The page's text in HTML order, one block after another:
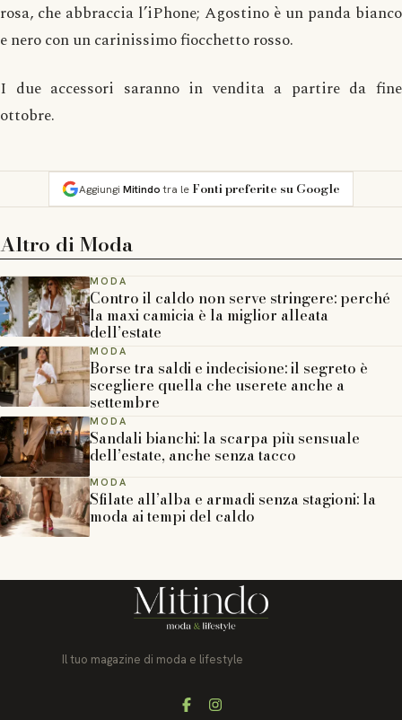
rosa, che abbraccia l’iPhone; Agostino è un panda bianco
e nero con un carinissimo fiocchetto rosso.
I due accessori saranno in vendita a partire da fine
ottobre.
Aggiungi Mitindotra le Fonti preferite su Google
Altro di Moda
MODA
Contro il caldo non serve stringere: perché
la maxi camicia è la miglior alleata
dell’estate
MODA
Borse tra saldi e indecisione: il segreto è
scegliere quella che userete anche a
settembre
MODA
Sandali bianchi: la scarpa più sensuale
dell’estate, anche senza tacco
MODA
Sfilate all’alba e armadi senza stagioni: la
moda ai tempi del caldo
Il tuo magazine di moda e lifestyle
FacebookInstagram